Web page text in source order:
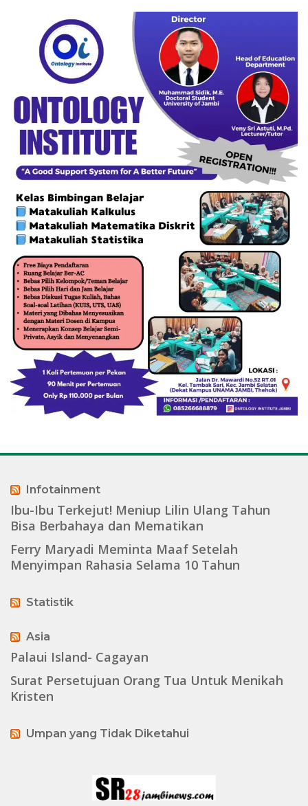
Infotainment
Ibu-Ibu Terkejut! Meniup Lilin Ulang Tahun
Bisa Berbahaya dan Mematikan
Ferry Maryadi Meminta Maaf Setelah
Menyimpan Rahasia Selama 10 Tahun
Statistik
Asia
Palaui Island- Cagayan
Surat Persetujuan Orang Tua Untuk Menikah
Kristen
Umpan yang Tidak Diketahui